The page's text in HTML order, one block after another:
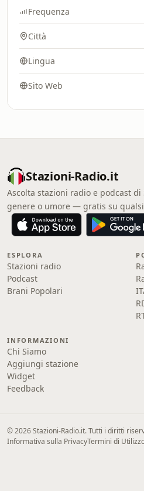
Frequenza
Città
Lingua
Sito Web
Stazioni-Radio.it
Ascolta stazioni radio e podcast
genere o umore — gratis su
ESPLORA
Stazioni radio
Podcast
Brani Popolari
INFORMAZIONI
Chi Siamo
Aggiungi stazione
Widget
Feedback
© 2026 Stazioni-Radio.it. Tutti i diritti
Informativa sulla PrivacyTermini di